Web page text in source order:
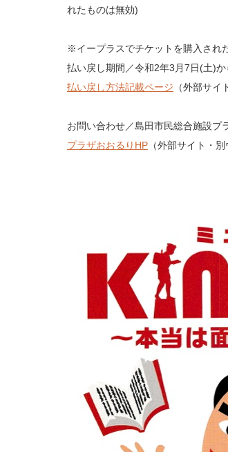
れたものは無効)
※イープラスでチケットを購入され
払い戻し期間／令和2年3月7日(土)
払い戻し方法記載ページ （外部サイ
お問い合わせ／島田市民総合施設プ
プラザおおるりHP （外部サイト・